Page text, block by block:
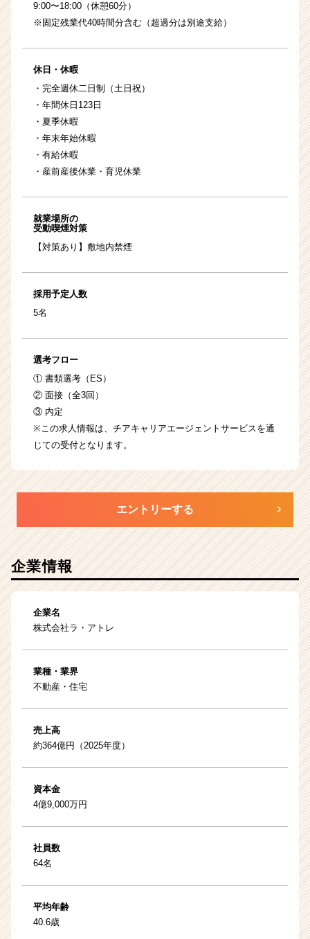
9:00〜18:00（休憩60分）
※固定残業代40時間分含む（超過分は別途支給）
休日・休暇
・完全週休二日制（土日祝）
・年間休日123日
・夏季休暇
・年末年始休暇
・有給休暇
・産前産後休業・育児休業
就業場所の
受動喫煙対策
【対策あり】敷地内禁煙
採用予定人数
5名
選考フロー
① 書類選考（ES）
② 面接（全3回）
③ 内定
※この求人情報は、チアキャリアエージェントサービスを通
じての受付となります。
エントリーする
企業情報
企業名
株式会社ラ・アトレ
業種・業界
不動産・住宅
売上高
約364億円（2025年度）
資本金
4億9,000万円
社員数
64名
平均年齢
40.6歳